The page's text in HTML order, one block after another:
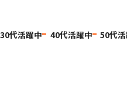
30代活躍中 40代活躍中 50代